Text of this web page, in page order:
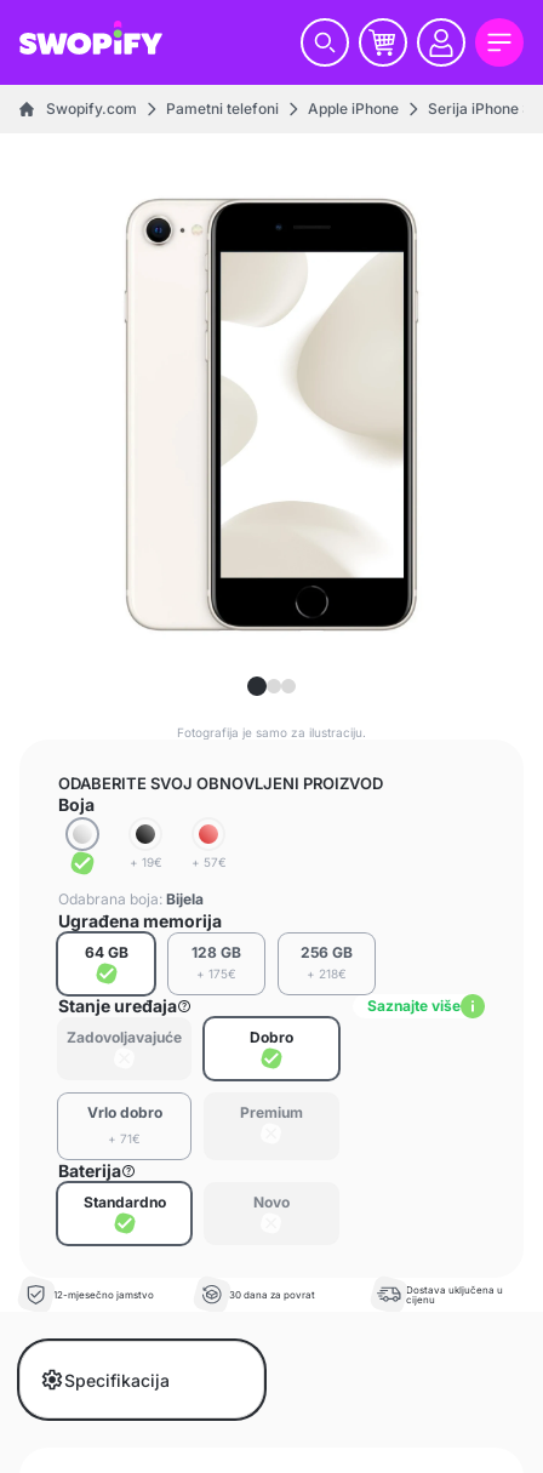
Swopify.com Pametni telefoni Apple iPhone Serija iPhone SE
Fotografija je samo za ilustraciju.
ODABERITE SVOJ OBNOVLJENI PROIZVOD
Boja
+ 19€ + 57€
Odabrana boja: Bijela
Ugrađena memorija
64 GB 128 GB
+ 175€
256 GB
+ 218€
Stanje uređaja
Saznajte više
Zadovoljavajuće
Dobro
Vrlo dobro
+ 71€
Premium
Baterija
Standardno Novo
12-mjesečno jamstvo 30 dana za povrat
Dostava uključena u
cijenu
Specifikacija